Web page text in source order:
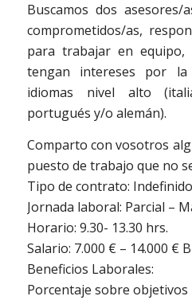
Buscamos dos
comprometidos/as,
para trabajar en equipo,
tengan intereses por
idiomas nivel alto
portugués y/o alemán).
Comparto con vosotros
puesto de trabajo que no
Tipo de contrato: Indefinido
Jornada laboral: Parcial –
Horario: 9.30- 13.30 hrs.
Salario: 7.000 € – 14.000 €
Beneficios Laborales:
Porcentaje sobre objetivos